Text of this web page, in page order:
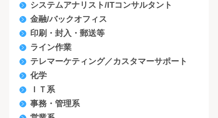
システムアナリスト/ITコンサルタント
金融/バックオフィス
印刷・封入・郵送等
ライン作業
テレマーケティング／カスタマーサポート
化学
ＩＴ系
事務・管理系